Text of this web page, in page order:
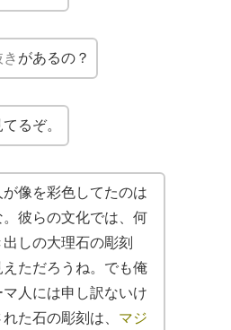
があるの？
るぞ。
像を彩色してたのは
彼らの文化では、何
しの大理石の彫刻
ただろうね。でも俺
人には申し訳ないけ
た石の彫刻は、 マジ